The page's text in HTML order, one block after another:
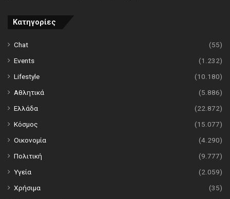
Κατηγορίες
Chat
(55)
Events
(1.232)
Lifestyle
(10.180)
Αθλητικά
(5.886)
Ελλάδα
(22.872)
Κόσμος
(15.077)
Οικονομία
(4.290)
Πολιτική
(9.777)
Υγεία
(2.059)
Χρήσιμα
(35)